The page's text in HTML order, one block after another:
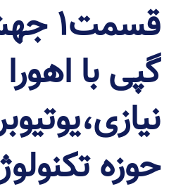
گپی با اهورا
حوزه